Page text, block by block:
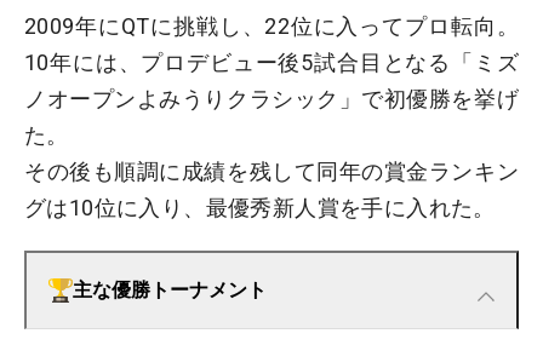
2009年にQTに挑戦し、22位に入ってプロ転向。
10年には、プロデビュー後5試合目となる「ミズ
ノオープンよみうりクラシック」で初優勝を挙げ
た。
その後も順調に成績を残して同年の賞金ランキン
グは10位に入り、最優秀新人賞を手に入れた。
主な優勝トーナメント